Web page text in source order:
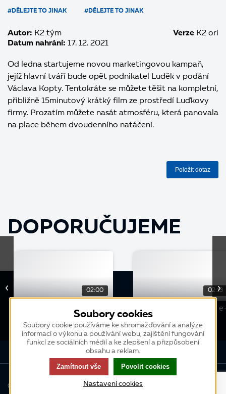
#DĚLEJTE TO JINAK #DĚLEJTE TO JINAK
Autor: K2 tým
Datum nahrání: 17. 12. 2021
Verze K2 ori
Od ledna startujeme novou marketingovou kampaň,
jejíž hlavní tváří bude opět podnikatel Luděk v podání
Václava Kopty. Tentokráte se můžete těšit na kompletní,
přibližně 15minutový krátký film ze prostředí Luďkovy
firmy. Prozatím můžete nasát atmosféru, která panovala
na place během dvoudenního natáčení.
Položit dotaz
DOPORUČUJEME
02:00
Dělejte to jinak - mějte
přehled o výsledcích vaší
firmy
02:13
Dělejte to jinak - nový
shop
© 2013-2026 K2 atmitec s.r.o., všechna práva vyhrazena
Soubory cookies
Soubory cookie používáme ke shromažďování a analýze
informací o výkonu a používání webu, zajištění fungování
funkcí ze sociálních médií a ke zlepšení a přizpůsobení
obsahu a reklam.
Zamítnout vše Povolit cookies
Nastavení cookies